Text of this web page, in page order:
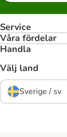
Service
Våra fördelar
Handla
Välj land
Sverige / sv